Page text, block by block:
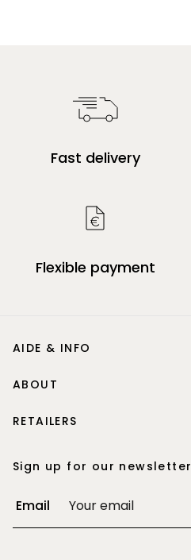
Fast delivery
Flexible payment
AIDE & INFO
ABOUT
RETAILERS
Sign up for our newsletter
Email